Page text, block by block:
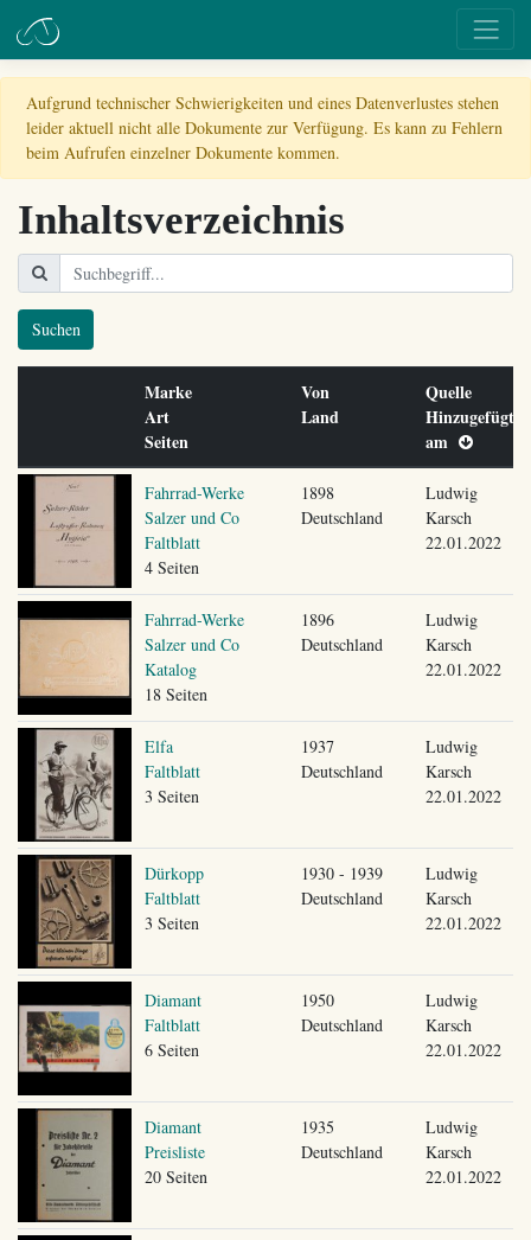
Aufgrund technischer Schwierigkeiten und eines Datenverlustes stehen
leider aktuell nicht alle Dokumente zur Verfügung. Es kann zu Fehlern
beim Aufrufen einzelner Dokumente kommen.
Inhaltsverzeichnis
Suchen
Marke
Art
Seiten
Von
Land
Quelle
Hinzugefügt
am
Fahrrad-Werke
Salzer und Co
Faltblatt
4 Seiten
1898
Deutschland
Ludwig
Karsch
22.01.2022
Fahrrad-Werke
Salzer und Co
Katalog
18 Seiten
1896
Deutschland
Ludwig
Karsch
22.01.2022
Elfa
Faltblatt
3 Seiten
1937
Deutschland
Ludwig
Karsch
22.01.2022
Dürkopp
Faltblatt
3 Seiten
1930 - 1939
Deutschland
Ludwig
Karsch
22.01.2022
Diamant
Faltblatt
6 Seiten
1950
Deutschland
Ludwig
Karsch
22.01.2022
Diamant
Preisliste
20 Seiten
1935
Deutschland
Ludwig
Karsch
22.01.2022